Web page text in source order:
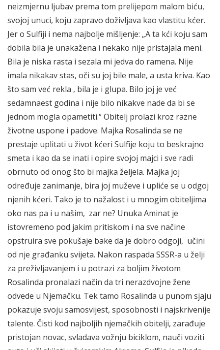
neizmjernu ljubav prema tom prelijepom malom biću,
svojoj unuci, koju zapravo doživljava kao vlastitu kćer.
Jer o Sulfiji i nema najbolje mišljenje: „A ta kći koju sam
dobila bila je unakažena i nekako nije pristajala meni.
Bila je niska rasta i sezala mi jedva do ramena. Nije
imala nikakav stas, oči su joj bile male, a usta kriva. Kao
što sam već rekla , bila je i glupa. Bilo joj je već
sedamnaest godina i nije bilo nikakve nade da bi se
jednom mogla opametiti.“ Obitelj prolazi kroz razne
životne uspone i padove. Majka Rosalinda se ne
prestaje uplitati u život kćeri Sulfije koju to beskrajno
smeta i kao da se inati i opire svojoj majci i sve radi
obrnuto od onog što bi majka željela. Majka joj
određuje zanimanje, bira joj muževe i upliće se u odgoj
njenih kćeri. Tako je to nažalost i u mnogim obiteljima
oko nas pa i u našim, zar ne? Unuka Aminat je
istovremeno pod jakim pritiskom i na sve načine
opstruira sve pokušaje bake da je dobro odgoji, učini
od nje građanku svijeta. Nakon raspada SSSR-a u želji
za preživljavanjem i u potrazi za boljim životom
Rosalinda pronalazi način da tri nerazdvojne žene
odvede u Njemačku. Tek tamo Rosalinda u punom sjaju
pokazuje svoju samosvijest, sposobnosti i najskrivenije
talente. Čisti kod najboljih njemačkih obitelji, zarađuje
pristojan novac, svladava vožnju biciklom, nauči voziti